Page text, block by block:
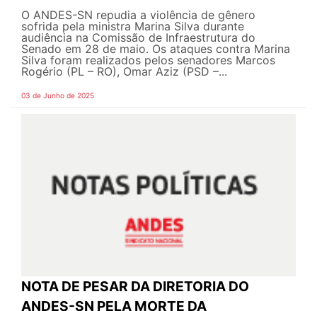
O ANDES-SN repudia a violência de gênero
sofrida pela ministra Marina Silva durante
audiência na Comissão de Infraestrutura do
Senado em 28 de maio. Os ataques contra Marina
Silva foram realizados pelos senadores Marcos
Rogério (PL – RO), Omar Aziz (PSD –...
03 de Junho de 2025
NOTA DE PESAR DA DIRETORIA DO
ANDES-SN PELA MORTE DA